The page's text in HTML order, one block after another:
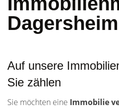
Dagersheim
Auf unsere
Sie zählen
Sie möchten eine Immobilie